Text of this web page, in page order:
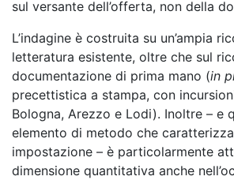
sul versante dell’offerta, non della
L’indagine è costruita su un’ampia
letteratura esistente, oltre che sul
documentazione di prima mano (in
precettistica a stampa, con
Bologna, Arezzo e Lodi). Inoltre – e
elemento di metodo che caratterizza
impostazione – è particolarmente
dimensione quantitativa anche